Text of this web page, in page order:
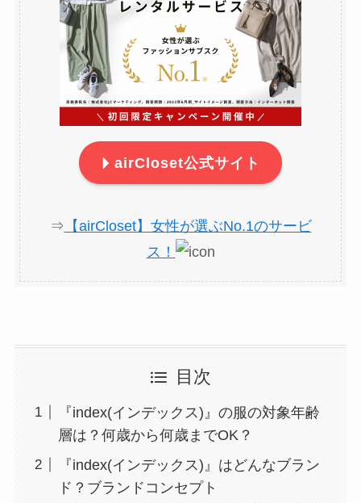
airCloset公式サイト
⇒ 【airCloset】女性が選ぶNo.1のサービ
ス！
目次
『index(インデックス)』の服の対象年齢
層は？何歳から何歳までOK？
『index(インデックス)』はどんなブラン
ド？ブランドコンセプト